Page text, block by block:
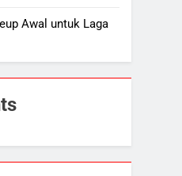
Awal untuk Laga